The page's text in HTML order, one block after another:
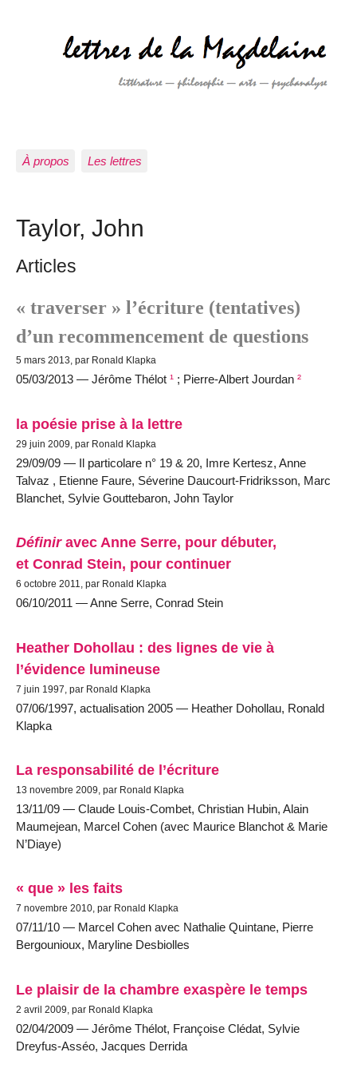
À propos Les lettres
Taylor, John
Articles
« traverser » l’écriture (tentatives)
d’un recommencement de questions
5 mars 2013, par Ronald Klapka
05/03/2013 — Jérôme Thélot ¹ ; Pierre-Albert Jourdan ²
la poésie prise à la lettre
29 juin 2009, par Ronald Klapka
29/09/09 — Il particolare n° 19 & 20, Imre Kertesz, Anne
Talvaz , Etienne Faure, Séverine Daucourt-Fridriksson, Marc
Blanchet, Sylvie Gouttebaron, John Taylor
Définiravec Anne Serre, pour débuter,
et Conrad Stein, pour continuer
6 octobre 2011, par Ronald Klapka
06/10/2011 — Anne Serre, Conrad Stein
Heather Dohollau : des lignes de vie à
l’évidence lumineuse
7 juin 1997, par Ronald Klapka
07/06/1997, actualisation 2005 — Heather Dohollau, Ronald
Klapka
La responsabilité de l’écriture
13 novembre 2009, par Ronald Klapka
13/11/09 — Claude Louis-Combet, Christian Hubin, Alain
Maumejean, Marcel Cohen (avec Maurice Blanchot & Marie
N’Diaye)
« que » les faits
7 novembre 2010, par Ronald Klapka
07/11/10 — Marcel Cohen avec Nathalie Quintane, Pierre
Bergounioux, Maryline Desbiolles
Le plaisir de la chambre exaspère le temps
2 avril 2009, par Ronald Klapka
02/04/2009 — Jérôme Thélot, Françoise Clédat, Sylvie
Dreyfus-Asséo, Jacques Derrida